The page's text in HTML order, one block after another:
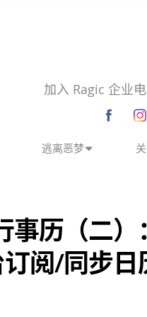
加入 Ragic 企业电
逃离恶梦
事历（二）
阅/同步日